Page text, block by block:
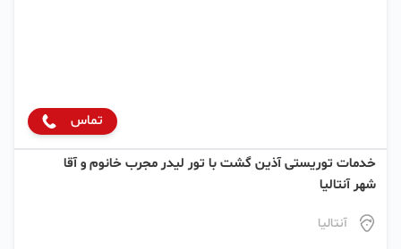
تماس
خدمات توریستی آذین گشت با تور لیدر مجرب خانوم و آقا
شهر آنتالیا
آنتالیا